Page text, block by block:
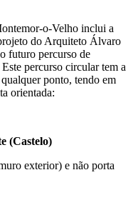
o-Velho inclui a
do Arquiteto Álvaro
futuro percurso de
percurso circular tem a
ponto, tendo em
orientada:
(Castelo)
exterior) e não porta